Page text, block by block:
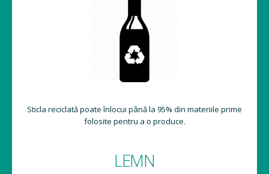
Sticla reciclată poate înlocui până la 95% din materiile prime
folosite pentru a o produce.
LEMN